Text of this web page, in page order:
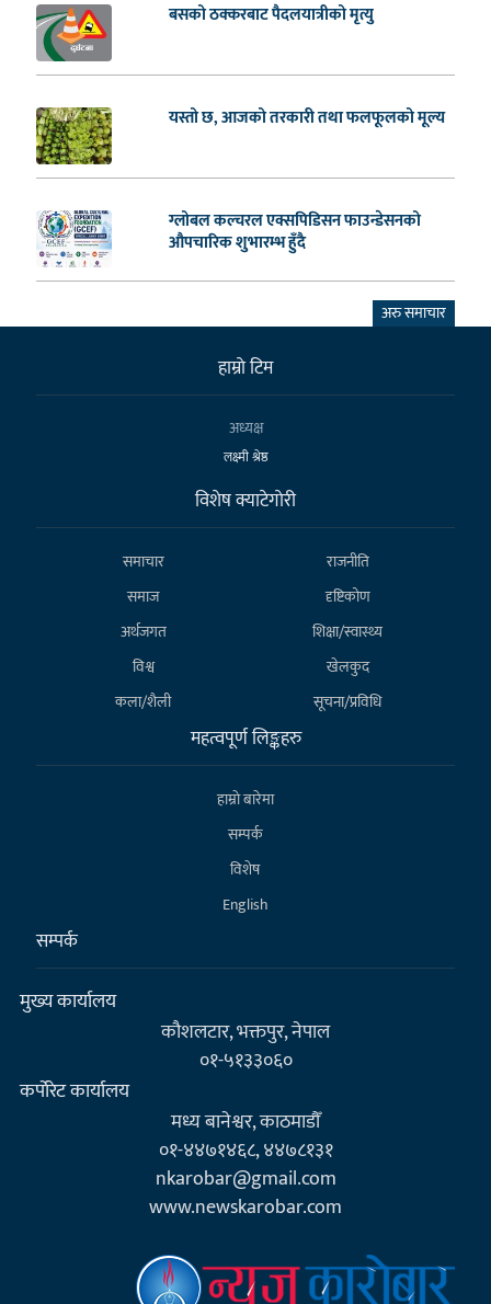
बसको ठक्करबाट पैदलयात्रीको मृत्यु
यस्तो छ, आजको तरकारी तथा फलफूलको मूल्य
ग्लोबल कल्चरल एक्सपिडिसन फाउन्डेसनको
औपचारिक शुभारम्भ हुँदै
अरु समाचार
हाम्राे टिम
अध्यक्ष
लक्ष्मी श्रेष्ठ
विशेष क्याटेगाेरी
समाचार
राजनीति
समाज
दृष्टिकोण
अर्थजगत
शिक्षा/स्वास्थ्य
विश्व
खेलकुद
कला/शैली
सूचना/प्रविधि
महत्वपूर्ण लिङ्कहरु
हाम्राे बारेमा
सम्पर्क
विशेष
English
सम्पर्क
मुख्य कार्यालय
कौशलटार, भक्तपुर, नेपाल
०१-५१३३०६०
कर्पाेरेट कार्यालय
मध्य बानेश्वर, काठमाडौँ
०१-४४७१४६८, ४४७८१३१
nkarobar@gmail.com
www.newskarobar.com